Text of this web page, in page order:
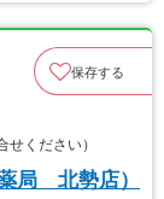
保存する
ください）
局 北勢店）